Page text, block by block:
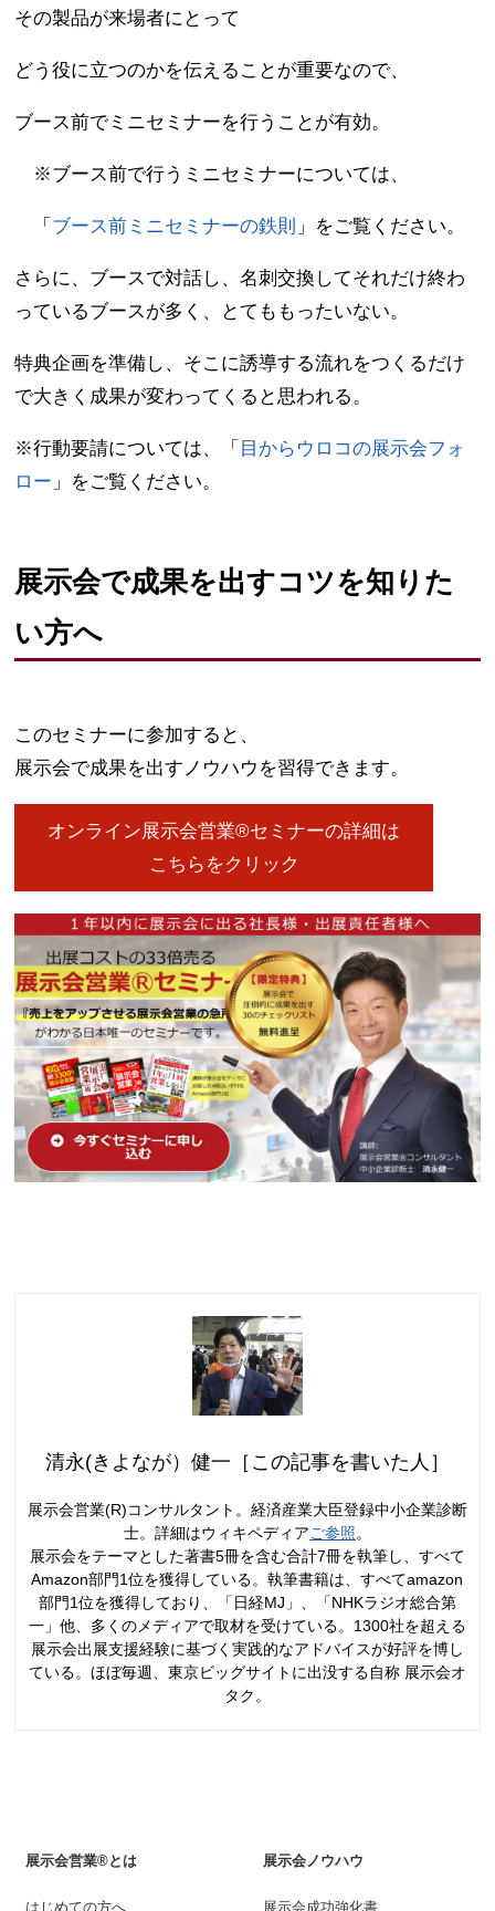
その製品が来場者にとって
どう役に立つのかを伝えることが重要なので、
ブース前でミニセミナーを行うことが有効。
※ブース前で行うミニセミナーについては、
「 ブース前ミニセミナーの鉄則 」をご覧ください。
さらに、ブースで対話し、名刺交換してそれだけ終わ
っているブースが多く、とてももったいない。
特典企画を準備し、そこに誘導する流れをつくるだけ
で大きく成果が変わってくると思われる。
※行動要請については、「 目からウロコの展示会フォ
ロー 」をご覧ください。
展示会で成果を出すコツを知りた
い方へ
このセミナーに参加すると、
展示会で成果を出すノウハウを習得できます。
オンライン展示会営業®セミナーの詳細は
こちらをクリック
清永(きよなが）健一［この記事を書いた人］
展示会営業(R)コンサルタント。経済産業大臣登録中小企業診断
士。詳細はウィキペディアご参照。
展示会をテーマとした著書5冊を含む合計7冊を執筆し、すべて
Amazon部門1位を獲得している。執筆書籍は、すべてamazon
部門1位を獲得しており、「日経MJ」、「NHKラジオ総合第
一」他、多くのメディアで取材を受けている。1300社を超える
展示会出展支援経験に基づく実践的なアドバイスが好評を博し
ている。ほぼ毎週、東京ビッグサイトに出没する自称 展示会オ
タク。
展示会営業®とは
はじめての方へ
展示会ノウハウ
展示会成功強化書